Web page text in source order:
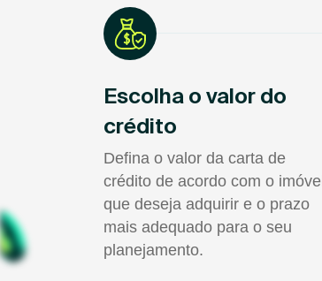
Escolha o valor do
crédito
Defina o valor da carta de
crédito de acordo com o imóvel
que deseja adquirir e o prazo
mais adequado para o seu
planejamento.